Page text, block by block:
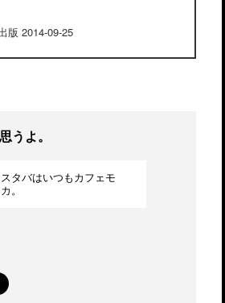
版 2014-09-25
うよ。
スタバはいつもカフェモ
カ。